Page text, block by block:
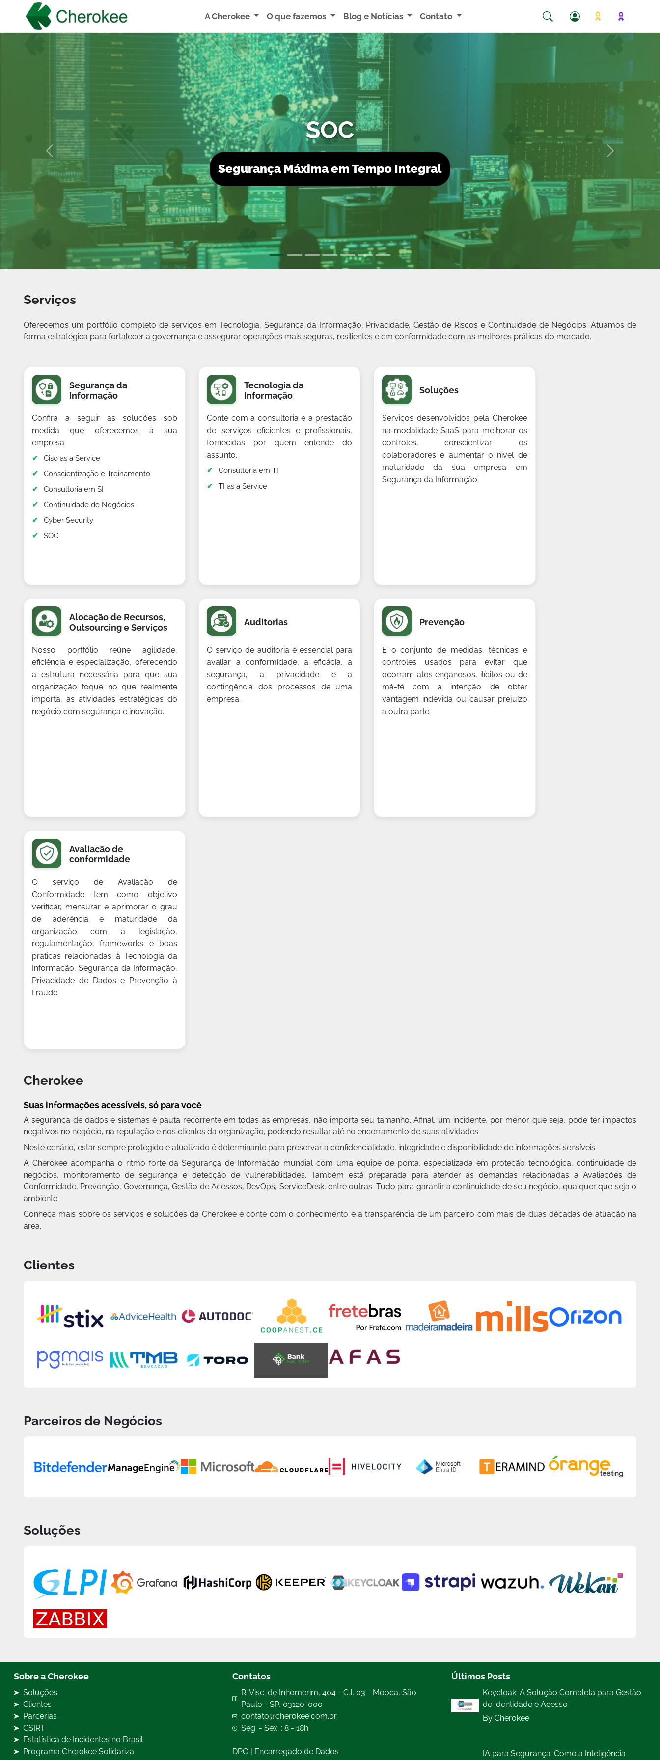
A Cherokee O que fazemos Blog e Notícias Contato
CYBERSECURITY
Portal de Serviços de Segurança
Previous Next
Serviços
Oferecemos um portfólio completo de serviços em Tecnologia, Segurança da Informação, Privacidade, Gestão de Riscos e Continuidade de Negócios. Atuamos de
forma estratégica para fortalecer a governança e assegurar operações mais seguras, resilientes e em conformidade com as melhores práticas do mercado.
Segurança da
Informação
Confira a seguir as soluções sob
medida que oferecemos à sua
empresa.
Ciso as a Service
Conscientização e Treinamento
Consultoria em SI
Continuidade de Negócios
Cyber Security
SOC
Tecnologia da
Informação
Conte com a consultoria e a prestação
de serviços eficientes e profissionais,
fornecidas por quem entende do
assunto.
Consultoria em TI
TI as a Service
Soluções
Serviços desenvolvidos pela Cherokee
na modalidade SaaS para melhorar os
controles, conscientizar os
colaboradores e aumentar o nivel de
maturidade da sua empresa em
Segurança da Informação.
Alocação de Recursos,
Outsourcing e Serviços
Nosso portfólio reúne agilidade,
eficiência e especialização, oferecendo
a estrutura necessária para que sua
organização foque no que realmente
importa, as atividades estratégicas do
negócio com segurança e inovação.
Auditorias
O serviço de auditoria é essencial para
avaliar a conformidade, a eficácia, a
segurança, a privacidade e a
contingência dos processos de uma
empresa.
Prevenção
É o conjunto de medidas, técnicas e
controles usados para evitar que
ocorram atos enganosos, ilícitos ou de
má-fé com a intenção de obter
vantagem indevida ou causar prejuízo
a outra parte.
Avaliação de
conformidade
O serviço de Avaliação de
Conformidade tem como objetivo
verificar, mensurar e aprimorar o grau
de aderência e maturidade da
organização com a legislação,
regulamentação, frameworks e boas
práticas relacionadas à Tecnologia da
Informação, Segurança da Informação,
Privacidade de Dados e Prevenção à
Fraude.
Cherokee
Suas informações acessíveis, só para você
A segurança de dados e sistemas é pauta recorrente em todas as empresas, não importa seu tamanho. Afinal, um incidente, por menor que seja, pode ter impactos
negativos no negócio, na reputação e nos clientes da organização, podendo resultar até no encerramento de suas atividades.
Neste cenário, estar sempre protegido e atualizado é determinante para preservar a confidencialidade, integridade e disponibilidade de informações sensíveis.
A Cherokee acompanha o ritmo forte da Segurança de Informação mundial com uma equipe de ponta, especializada em proteção tecnológica, continuidade de
negócios, monitoramento de segurança e detecção de vulnerabilidades. Também está preparada para atender as demandas relacionadas a Avaliações de
Conformidade, Prevenção, Governança, Gestão de Acessos, DevOps, ServiceDesk, entre outras. Tudo para garantir a continuidade de seu negócio, qualquer que seja o
ambiente.
Conheça mais sobre os serviços e soluções da Cherokee e conte com o conhecimento e a transparência de um parceiro com mais de duas décadas de atuação na
área.
Clientes
Parceiros de Negócios
Soluções
Sobre a Cherokee
Soluções
Clientes
Parcerias
CSIRT
Estatística de Incidentes no Brasil
Programa Cherokee Solidariza
Contatos
R. Visc. de Inhomerim, 404 - CJ. 03 - Mooca, São
Paulo - SP, 03120-000
contato@cherokee.com.br
Seg. - Sex. : 8 - 18h
DPO | Encarregado de Dados
Últimos Posts
Keycloak: A Solução Completa para Gestão
de Identidade e Acesso
By Cherokee
IA para Segurança: Como a Inteligência